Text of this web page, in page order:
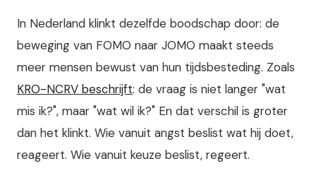
In Nederland klinkt dezelfde boodschap door: de
beweging van FOMO naar JOMO maakt steeds
meer mensen bewust van hun tijdsbesteding. Zoals
KRO-NCRV beschrijft: de vraag is niet langer "wat
mis ik?", maar "wat wil ik?" En dat verschil is groter
dan het klinkt. Wie vanuit angst beslist wat hij doet,
reageert. Wie vanuit keuze beslist, regeert.